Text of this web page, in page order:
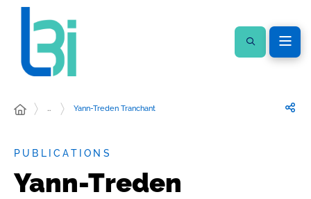
… Yann-Treden Tranchant
PUBLICATIONS
Yann-Treden